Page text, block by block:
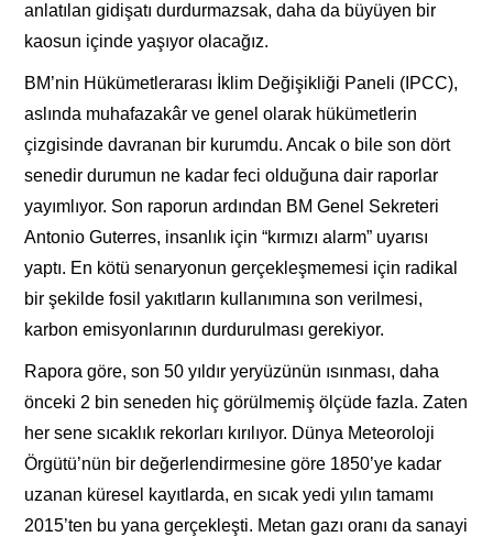
anlatılan gidişatı durdurmazsak, daha da büyüyen bir
kaosun içinde yaşıyor olacağız.
BM’nin Hükümetlerarası İklim Değişikliği Paneli (IPCC),
aslında muhafazakâr ve genel olarak hükümetlerin
çizgisinde davranan bir kurumdu. Ancak o bile son dört
senedir durumun ne kadar feci olduğuna dair raporlar
yayımlıyor. Son raporun ardından BM Genel Sekreteri
Antonio Guterres, insanlık için “kırmızı alarm” uyarısı
yaptı. En kötü senaryonun gerçekleşmemesi için radikal
bir şekilde fosil yakıtların kullanımına son verilmesi,
karbon emisyonlarının durdurulması gerekiyor.
Rapora göre, son 50 yıldır yeryüzünün ısınması, daha
önceki 2 bin seneden hiç görülmemiş ölçüde fazla. Zaten
her sene sıcaklık rekorları kırılıyor. Dünya Meteoroloji
Örgütü’nün bir değerlendirmesine göre 1850’ye kadar
uzanan küresel kayıtlarda, en sıcak yedi yılın tamamı
2015’ten bu yana gerçekleşti. Metan gazı oranı da sanayi